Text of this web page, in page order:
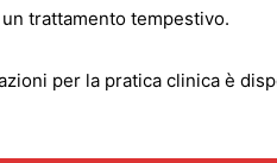
trattamento tempestivo.
per la pratica clinica è